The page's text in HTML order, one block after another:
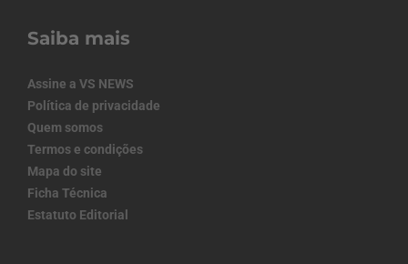
Saiba mais
Assine a VS NEWS
Política de privacidade
Quem somos
Termos e condições
Mapa do site
Ficha Técnica
Estatuto Editorial